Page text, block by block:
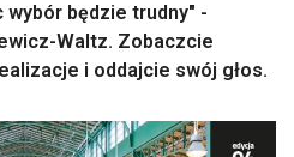
będzie trudny" -
Waltz. Zobaczcie
i oddajcie swój głos.